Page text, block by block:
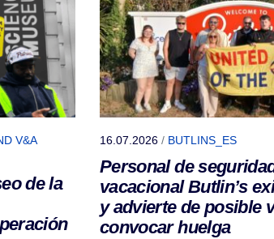
V&A
de la
16.07.2026 / BUTLINS_ES
Personal de
vacacional Butlin’s
y advierte de posible
convocar huelga